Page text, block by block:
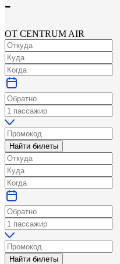
-
ОТ CENTRUM AIR
Найти билеты
Найти билеты